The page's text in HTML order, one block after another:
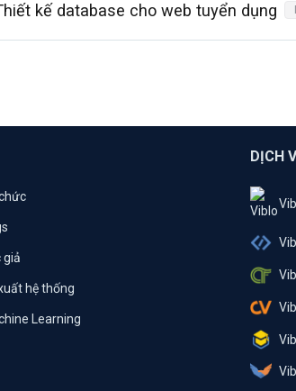
kế database cho web tuyển dụng
giả
hệ thống
Learning
DỊCH